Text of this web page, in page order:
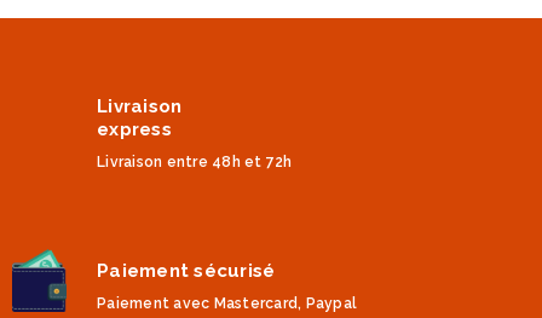
Livraison
express
Livraison entre 48h et 72h
Paiement sécurisé
Paiement avec Mastercard, Paypal